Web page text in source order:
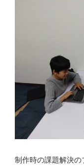
制作時の課題解決